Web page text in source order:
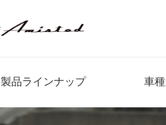
製品ラインナップ 車